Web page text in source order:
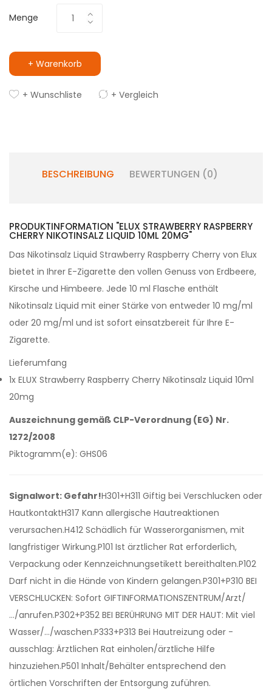
Menge
+ Warenkorb
+ Wunschliste + Vergleich
BESCHREIBUNG BEWERTUNGEN (0)
PRODUKTINFORMATION "ELUX STRAWBERRY RASPBERRY
CHERRY NIKOTINSALZ LIQUID 10ML 20MG"
Das Nikotinsalz Liquid Strawberry Raspberry Cherry von Elux
bietet in Ihrer E-Zigarette den vollen Genuss von Erdbeere,
Kirsche und Himbeere. Jede 10 ml Flasche enthält
Nikotinsalz Liquid mit einer Stärke von entweder 10 mg/ml
oder 20 mg/ml und ist sofort einsatzbereit für Ihre E-
Zigarette.
Lieferumfang
1x ELUX Strawberry Raspberry Cherry Nikotinsalz Liquid 10ml
20mg
Auszeichnung gemäß CLP-Verordnung (EG) Nr.
1272/2008
Piktogramm(e): GHS06
Signalwort: Gefahr!H301+H311 Giftig bei Verschlucken oder
HautkontaktH317 Kann allergische Hautreaktionen
verursachen.H412 Schädlich für Wasserorganismen, mit
langfristiger Wirkung.P101 Ist ärztlicher Rat erforderlich,
Verpackung oder Kennzeichnungsetikett bereithalten.P102
Darf nicht in die Hände von Kindern gelangen.P301+P310 BEI
VERSCHLUCKEN: Sofort GIFTINFORMATIONSZENTRUM/Arzt/
…/anrufen.P302+P352 BEI BERÜHRUNG MIT DER HAUT: Mit viel
Wasser/…/waschen.P333+P313 Bei Hautreizung oder -
ausschlag: Ärztlichen Rat einholen/ärztliche Hilfe
hinzuziehen.P501 Inhalt/Behälter entsprechend den
örtlichen Vorschriften der Entsorgung zuführen.